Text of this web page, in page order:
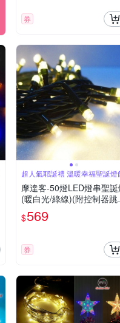
券
超人氣耶誕禮 溫暖幸福聖誕燈
摩達客-50燈LED燈串聖
(暖白光/綠線)(附控制器跳
機)高亮度又省電
$569
券